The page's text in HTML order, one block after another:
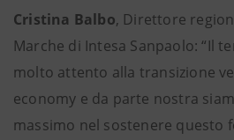
Cristina Balbo, Direttore
Marche di Intesa Sanpaolo: “Il
molto attento alla transizione
economy e da parte nostra
massimo nel sostenere questo